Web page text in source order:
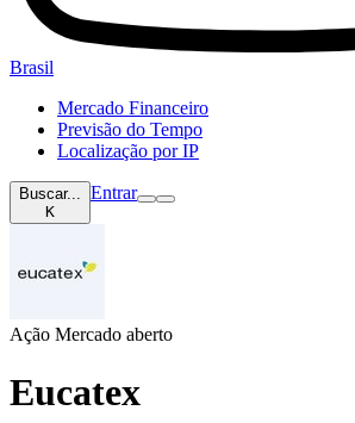
Brasil
Mercado Financeiro
Previsão do Tempo
Localização por IP
Buscar...
K
Entrar
Ação Mercado aberto
Eucatex